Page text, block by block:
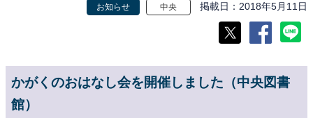
お知らせ 中央 掲載日 2018年5月11日
かがくのおはなし会を開催しました（中央図書
館）